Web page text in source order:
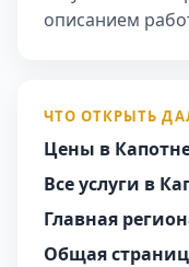
описанием
ЧТО ОТКРЫТЬ
Цены в
Все услуги в
Главная
Общая